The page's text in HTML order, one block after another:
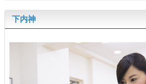
下内神